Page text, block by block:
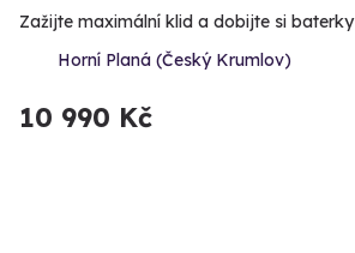
Zažijte maximální klid a dobijte si baterky
Horní Planá (Český Krumlov)
10 990 Kč